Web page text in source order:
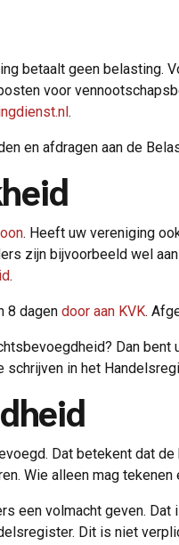
betaalt geen belasting.
voor
.
en afdragen aan de
. Heeft uw vereniging
zijn bijvoorbeeld wel
.
8 dagen door aan KVK.
Dan
schrijven in het
Dat betekent dat
Wie alleen mag
een volmacht geven.
Dit is niet